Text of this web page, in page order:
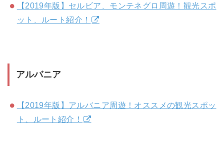
【2019年版】セルビア、モンテネグロ周遊！観光スポ
ット、ルート紹介！
アルバニア
【2019年版】アルバニア周遊！オススメの観光スポッ
ト、ルート紹介！